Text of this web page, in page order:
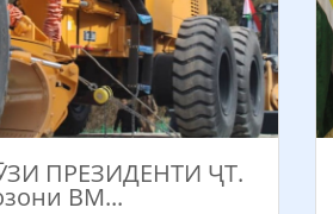
ПРЕЗИДЕНТИ ҶТ.
ВМ...